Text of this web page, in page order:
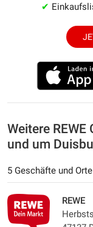
✔
Weitere
und um
5 Geschäfte und Orte
REWE